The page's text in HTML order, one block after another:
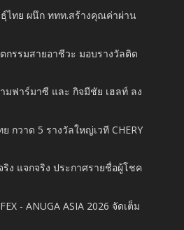
ไทย ผนึก ททท.สร้างคุณค่าผ่าน
กรรมสายอาชีวะ มอบรางวัลติด
มฟาร์มาซี และ กิจมีชัย เฮลท์ ลง
กวาด 5 รางวัลใหญ่เวที CHERY
ง แจกจริง ประกาศรายชื่อผู้โชค
- ANUGA ASIA 2026 จัดเต็ม